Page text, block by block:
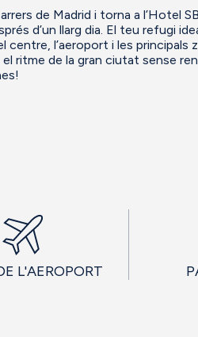
de Madrid i torna a l’Hotel SB
d’un llarg dia. El teu refugi
l’aeroport i les principals
ritme de la gran ciutat sense
L'AEROPORT